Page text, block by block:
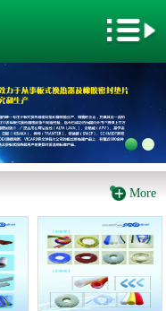
More
网站首页
关于我们
新闻动态
产品中心
企业文化
电子地图